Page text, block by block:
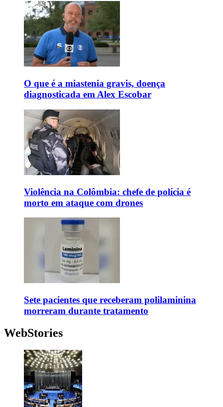
O que é a miastenia gravis, doença
diagnosticada em Alex Escobar
Violência na Colômbia: chefe de polícia é
morto em ataque com drones
Sete pacientes que receberam polilaminina
morreram durante tratamento
WebStories